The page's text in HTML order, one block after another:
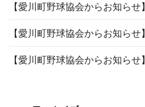
【愛川町野球協会からお知らせ】
【愛川町野球協会からお知らせ】
【愛川町野球協会からお知らせ】